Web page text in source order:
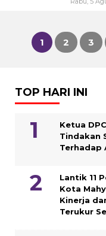
Paginasi
pos
1 2 3
TOP HARI INI
Ketua
Tindakan
Terhadap
Lantik 11
Kota
Kinerja
Terukur